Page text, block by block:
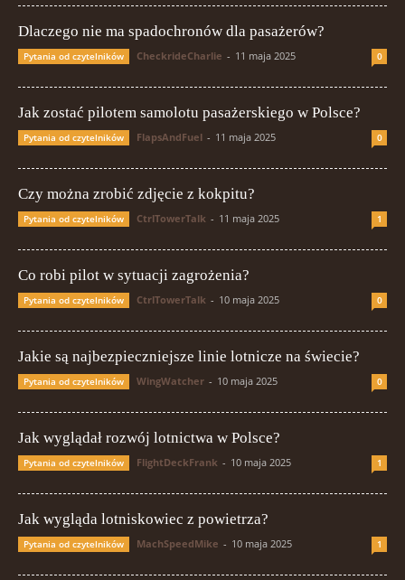
Dlaczego nie ma spadochronów dla pasażerów?
Pytania od czytelników CheckrideCharlie - 11 maja 2025 0
Jak zostać pilotem samolotu pasażerskiego w Polsce?
Pytania od czytelników FlapsAndFuel - 11 maja 2025 0
Czy można zrobić zdjęcie z kokpitu?
Pytania od czytelników CtrlTowerTalk - 11 maja 2025 1
Co robi pilot w sytuacji zagrożenia?
Pytania od czytelników CtrlTowerTalk - 10 maja 2025 0
Jakie są najbezpieczniejsze linie lotnicze na świecie?
Pytania od czytelników WingWatcher - 10 maja 2025 0
Jak wyglądał rozwój lotnictwa w Polsce?
Pytania od czytelników FlightDeckFrank - 10 maja 2025 1
Jak wygląda lotniskowiec z powietrza?
Pytania od czytelników MachSpeedMike - 10 maja 2025 1